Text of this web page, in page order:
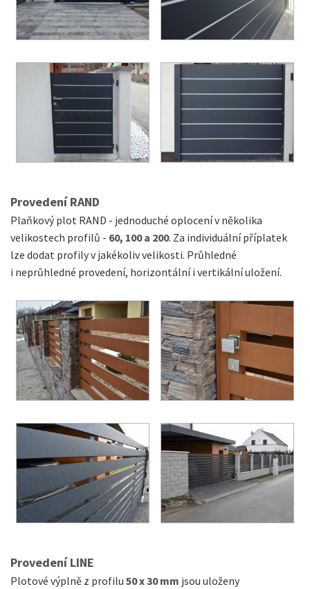
Provedení RAND
Plaňkový plot RAND - jednoduché oplocení v několika
velikostech profilů - 60, 100 a 200. Za individuální příplatek
lze dodat profily v jakékoliv velikosti. Průhledné
i neprůhledné provedení, horizontální i vertikální uložení.
Provedení LINE
Plotové výplně z profilu 50 x 30 mm jsou uloženy